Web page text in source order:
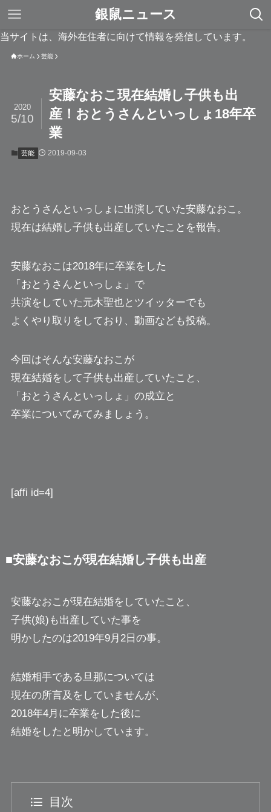
銀鼠ニュース
当サイトは、海外在住者に向けて情報を発信しています。
ホーム 芸能
安藤なおこ現在結婚し子供も出
産！おとうさんといっしょ18年卒
業
2020
5/10
芸能 2019-09-03
おとうさんといっしょに出演していた安藤なおこ 。
現在は結婚し子供も出産していたことを報告。
安藤なおこは2018年に卒業をした
「おとうさんといっしょ」で
共演をしていた元木聖也とツイッターでも
よくやり取りをしており、動画なども投稿。
今回はそんな安藤なおこが
現在結婚をして子供も出産していたこと、
「おとうさんといっしょ」の成立と
卒業についてみてみましょう。
[affi id=4]
■安藤なおこが現在結婚し子供も出産
安藤なおこが現在結婚をしていたこと、
子供(娘)も出産していた事を
明かしたのは2019年9月2日の事。
結婚相手である旦那については
現在の所言及をしていませんが、
2018年4月に卒業をした後に
結婚をしたと明かしています。
目次